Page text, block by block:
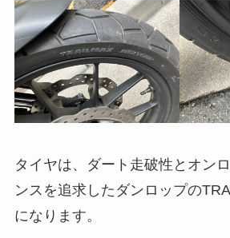
タイヤは、ダート走破性とオン
ンスを追求したダンロップの
になります。